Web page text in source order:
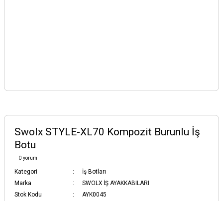
Swolx STYLE-XL70 Kompozit Burunlu İş
Botu
0 yorum
Kategori
İş Botları
Marka
SWOLX İŞ AYAKKABILARI
Stok Kodu
AYK0045